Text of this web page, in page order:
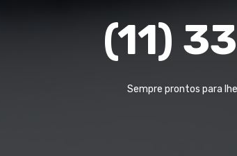
(11)
Sempre prontos para